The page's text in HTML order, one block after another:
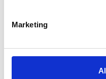
Marketing